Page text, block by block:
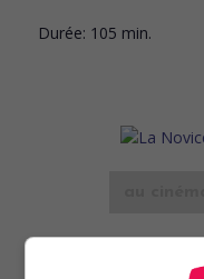
Durée: 105 min.